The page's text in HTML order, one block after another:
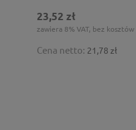
23,52 zł
zawiera 8% VAT, bez
Cena netto: 21,78 zł